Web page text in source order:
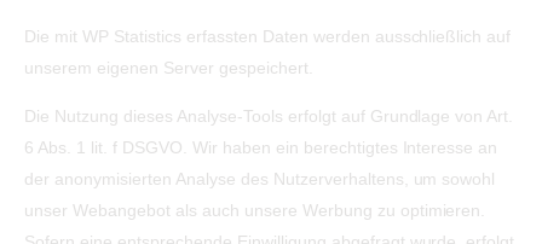
Die mit WP Statistics erfassten Daten werden ausschließlich auf
unserem eigenen Server gespeichert.
Die Nutzung dieses Analyse-Tools erfolgt auf Grundlage von Art.
6 Abs. 1 lit. f DSGVO. Wir haben ein berechtigtes Interesse an
der anonymisierten Analyse des Nutzerverhaltens, um sowohl
unser Webangebot als auch unsere Werbung zu optimieren.